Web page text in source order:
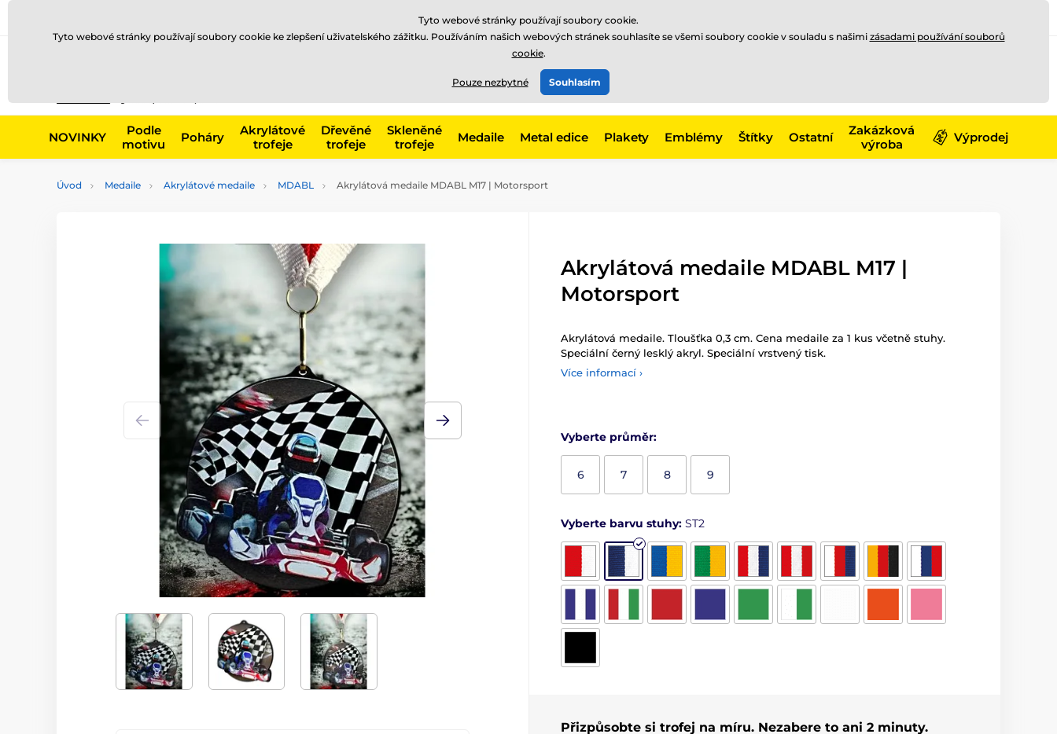
775 400 255
Zavolejte nám
NOVINKY
Podle
motivu
Poháry
Akrylátové
trofeje
Dřevěné
trofeje
Skleněné
trofeje
Medaile Metal edice Plakety Emblémy Štítky Ostatní
Zakázková
výroba
Výprodej
Úvod Medaile Akrylátové medaile MDABL Akrylátová medaile MDABL M17 | Motorsport
Akrylátová medaile MDABL M17 |
Motorsport
Akrylátová medaile. Tloušťka 0,3 cm. Cena medaile za 1 kus včetně stuhy.
Speciální černý lesklý akryl. Speciální vrstvený tisk.
Více informací ›
Vyberte průměr:
6 7 8 9
Vyberte barvu stuhy: ST2
Přizpůsobte si trofej na míru. Nezabere to ani 2 minuty.
Tyto webové stránky používají soubory cookie.
Tyto webové stránky používají soubory cookie ke zlepšení uživatelského zážitku. Používáním našich webových stránek souhlasíte se všemi soubory cookie v souladu s našimi zásadami používání souborů
cookie.
Pouze nezbytné Souhlasím